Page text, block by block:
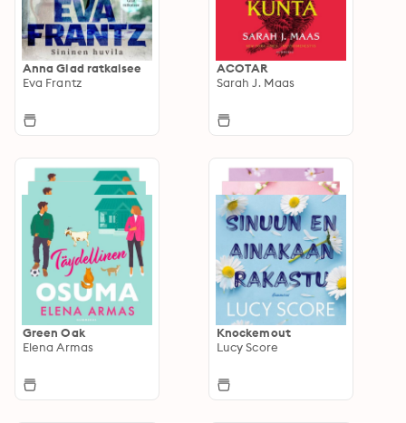
Anna Glad ratkaisee
Eva Frantz
ACOTAR
Sarah J. Maas
Green Oak
Elena Armas
Knockemout
Lucy Score